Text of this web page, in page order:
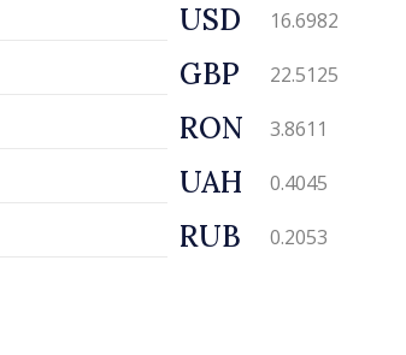
USD 16.6982
GBP 22.5125
RON 3.8611
UAH 0.4045
RUB 0.2053